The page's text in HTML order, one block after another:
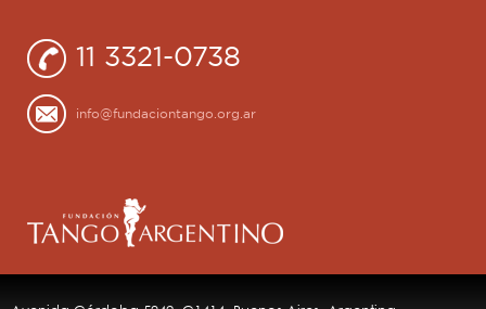
11 3321-0738
info@fundaciontango.org.ar